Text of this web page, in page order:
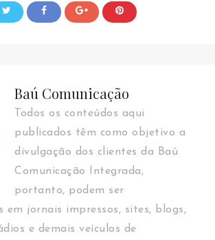
Baú Comunicação
Todos os conteúdos aqui
publicados têm como objetivo a
divulgação dos clientes da Baú
Comunicação Integrada,
portanto, podem ser
em jornais impressos, sites, blogs,
e demais veículos de